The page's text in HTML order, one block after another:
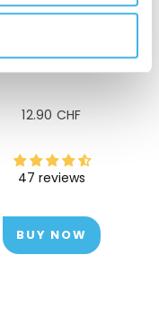
bottle cleaner
Regular
price
12.90 CHF
47 reviews
BUY NOW